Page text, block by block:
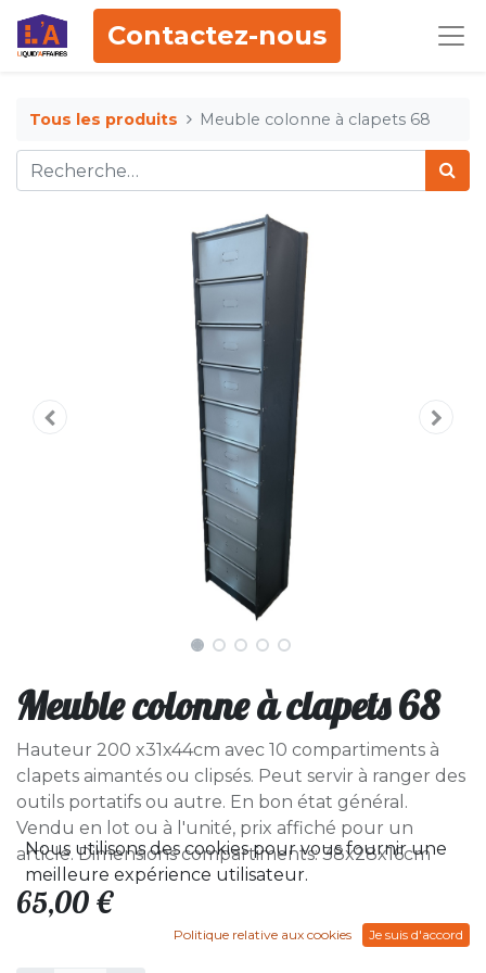
Contactez-nous
Tous les produits Meuble colonne à clapets 68
Meuble colonne à clapets 68
Hauteur 200 x31x44cm avec 10 compartiments à
clapets aimantés ou clipsés. Peut servir à ranger des
outils portatifs ou autre. En bon état général.
Vendu en lot ou à l'unité, prix affiché pour un
article. Dimensions compartiments: 38x28x16cm
65,00 €
Nous utilisons des cookies pour vous fournir une
meilleure expérience utilisateur.
Politique relative aux cookies Je suis d'accord